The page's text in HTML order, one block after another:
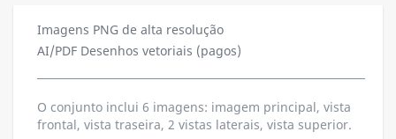
Imagens PNG de alta resolução
AI/PDF Desenhos vetoriais (pagos)
O conjunto inclui 6 imagens: imagem principal, vista
frontal, vista traseira, 2 vistas laterais, vista superior.